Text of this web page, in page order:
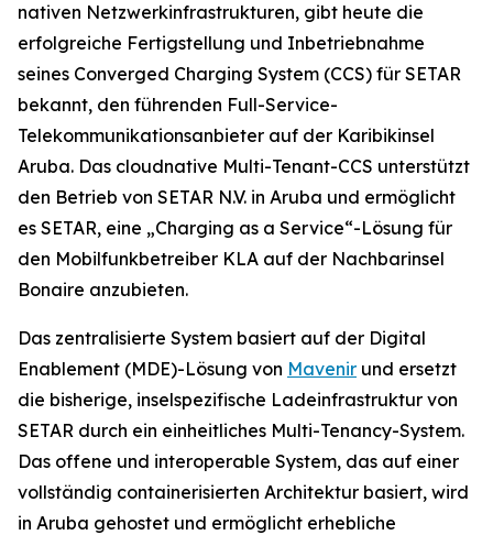
nativen Netzwerkinfrastrukturen, gibt heute die
erfolgreiche Fertigstellung und Inbetriebnahme
seines Converged Charging System (CCS) für SETAR
bekannt, den führenden Full-Service-
Telekommunikationsanbieter auf der Karibikinsel
Aruba. Das cloudnative Multi-Tenant-CCS unterstützt
den Betrieb von SETAR N.V. in Aruba und ermöglicht
es SETAR, eine „Charging as a Service“-Lösung für
den Mobilfunkbetreiber KLA auf der Nachbarinsel
Bonaire anzubieten.
Das zentralisierte System basiert auf der Digital
Enablement (MDE)-Lösung von Mavenir und ersetzt
die bisherige, inselspezifische Ladeinfrastruktur von
SETAR durch ein einheitliches Multi-Tenancy-System.
Das offene und interoperable System, das auf einer
vollständig containerisierten Architektur basiert, wird
in Aruba gehostet und ermöglicht erhebliche